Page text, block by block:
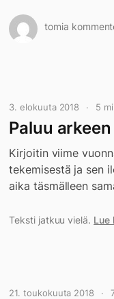
tomia
3. elokuuta 2018 5
Paluu
Kirjoitin viime
tekemisestä ja sen
aika täsmälleen
Teksti jatkuu vielä. Lue
21. toukokuuta 2018